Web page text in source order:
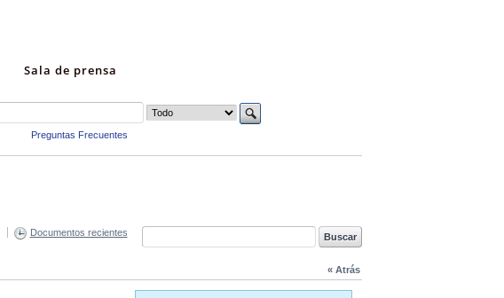
Sala de prensa
Preguntas Frecuentes
Documentos recientes
« Atrás